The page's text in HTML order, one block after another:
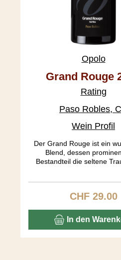
Opolo
Grand Rouge
Rating
Paso Robles,
Wein Profil
Der Grand Rouge ist ein
Blend, dessen
Bestandteil die seltene
Gaumen in Caramel und
mittleren Schwere. Ein
aus dem
Regulärer
CHF 29.00
In den